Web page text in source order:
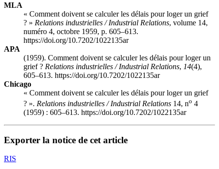
MLA
« Comment doivent se calculer les délais pour loger un grief
? » Relations industrielles / Industrial Relations, volume 14,
numéro 4, octobre 1959, p. 605–613.
https://doi.org/10.7202/1022135ar
APA
(1959). Comment doivent se calculer les délais pour loger un
grief ? Relations industrielles / Industrial Relations, 14(4),
605–613. https://doi.org/10.7202/1022135ar
Chicago
« Comment doivent se calculer les délais pour loger un grief
? ». Relations industrielles / Industrial Relations 14, no 4
(1959) : 605–613. https://doi.org/10.7202/1022135ar
Exporter la notice de cet article
RIS